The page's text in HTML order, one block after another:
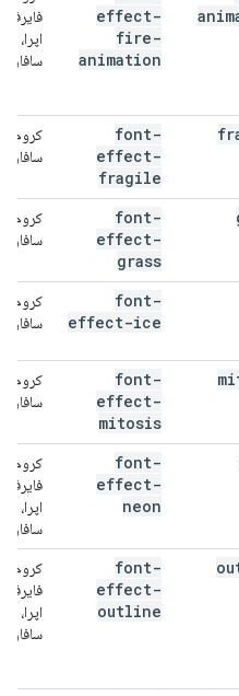
effect-
fire-
animation
اپرا،
سافاری
font-
effect-
fragile
کروم،
سافاری
font-
effect-
grass
کروم،
سافاری
font-
effect-ice
کروم،
سافاری
font-
effect-
mitosis
کروم،
سافاری
font-
effect-
neon
کروم،
اپرا،
سافاری
font-
effect-
outline
کروم،
اپرا،
سافاری